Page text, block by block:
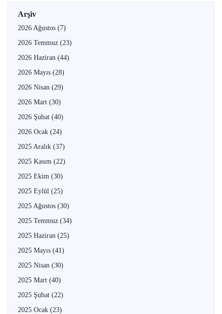
Arşiv
2026 Ağustos (7)
2026 Temmuz (23)
2026 Haziran (44)
2026 Mayıs (28)
2026 Nisan (29)
2026 Mart (30)
2026 Şubat (40)
2026 Ocak (24)
2025 Aralık (37)
2025 Kasım (22)
2025 Ekim (30)
2025 Eylül (25)
2025 Ağustos (30)
2025 Temmuz (34)
2025 Haziran (25)
2025 Mayıs (41)
2025 Nisan (30)
2025 Mart (40)
2025 Şubat (22)
2025 Ocak (23)